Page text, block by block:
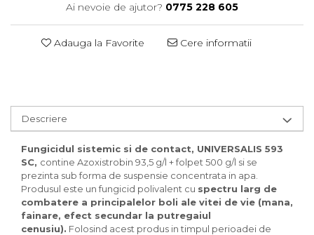
Ai nevoie de ajutor? 0775 228 605
Adauga la Favorite Cere informatii
Descriere
Fungicidul sistemic si de contact, UNIVERSALIS 593
SC, contine Azoxistrobin 93,5 g/l + folpet 500 g/l si se
prezinta sub forma de suspensie concentrata in apa.
Produsul este un fungicid polivalent cu spectru larg de
combatere a principalelor boli ale vitei de vie (mana,
fainare, efect secundar la putregaiul
cenusiu). Folosind acest produs in timpul perioadei de